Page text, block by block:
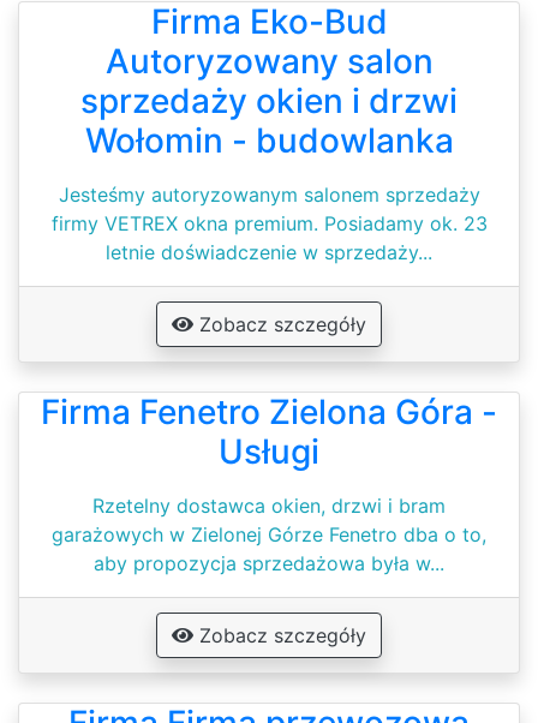
Firma Eko-Bud
Autoryzowany salon
sprzedaży okien i drzwi
Wołomin - budowlanka
Jesteśmy autoryzowanym salonem sprzedaży
firmy VETREX okna premium. Posiadamy ok. 23
letnie doświadczenie w sprzedaży...
Zobacz szczegóły
Firma Fenetro Zielona Góra -
Usługi
Rzetelny dostawca okien, drzwi i bram
garażowych w Zielonej Górze Fenetro dba o to,
aby propozycja sprzedażowa była w...
Zobacz szczegóły